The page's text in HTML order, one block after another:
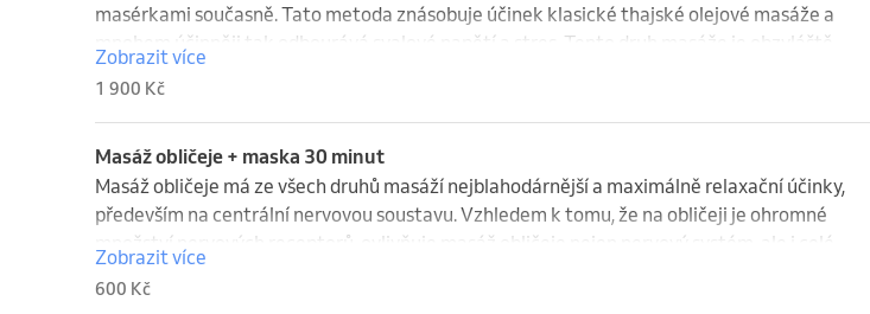
masérkami současně. Tato metoda znásobuje účinek klasické thajské olejové masáže a
mnohem účinněji tak odbourává svalové napětí a stres. Tento druh masáže je obzvláště
účinný při odstraňování napětí a ztuhlosti svalů. Působí také blahodárně na pokožku..
Zobrazit více
1 900 Kč
Masáž obličeje + maska 30 minut
Masáž obličeje má ze všech druhů masáží nejblahodárnější a maximálně relaxační účinky,
především na centrální nervovou soustavu. Vzhledem k tomu, že na obličeji je ohromné
množství nervových receptorů, ovlivňuje masáž obličeje nejen nervový systém, ale i celé
tělo. Svalová tkáň v obličeji s věkem oslabuje, kolem úst, očí a na čele se objevují jemné
vrásky. Oddaluje proces stárnutí. Masáž obličeje pomáhá oddálit proces stárnutí, neboť díky
Zobrazit více
600 Kč